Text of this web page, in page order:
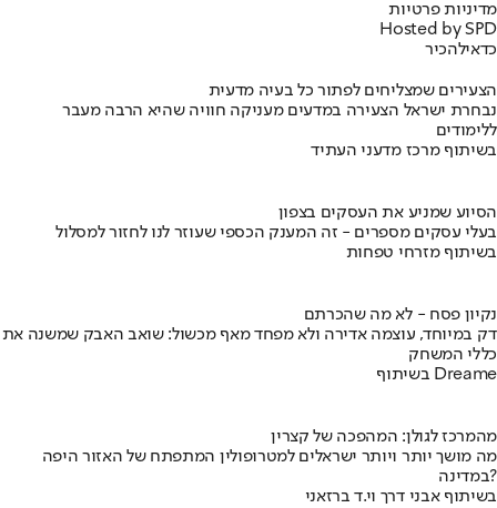
מדיניות פרטיות
Hosted by SPD
כדאילהכיר
הצעירים שמצליחים לפתור כל בעיה מדעית
נבחרת ישראל הצעירה במדעים מעניקה חוויה שהיא הרבה מעבר
ללימודים
בשיתוף מרכז מדעני העתיד
הסיוע שמניע את העסקים בצפון
בעלי עסקים מספרים - זה המענק הכספי שעוזר לנו לחזור למסלול
בשיתוף מזרחי טפחות
נקיון פסח - לא מה שהכרתם
דק במיוחד, עוצמה אדירה ולא מפחד מאף מכשול: שואב האבק שמשנה את
כללי המשחק
בשיתוף Dreame
מהמרכז לגולן: המהפכה של קצרין
מה מושך יותר ויותר ישראלים למטרופולין המתפתח של האזור היפה
במדינה?
בשיתוף אבני דרך וי.ד ברזאני